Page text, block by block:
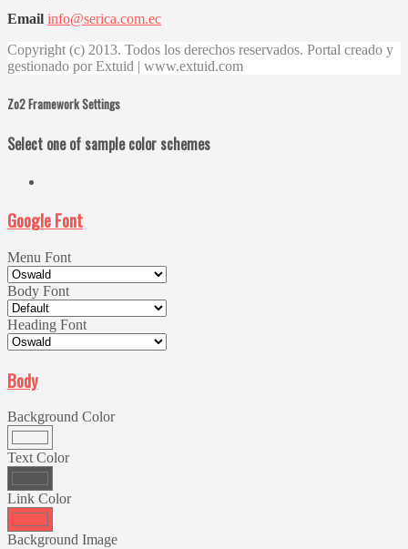
Email info@serica.com.ec
Copyright (c) 2013. Todos los derechos reservados. Portal creado y
gestionado por Extuid | www.extuid.com
Zo2 Framework Settings
Select one of sample color schemes
Google Font
Menu Font
Body Font
Heading Font
Body
Background Color
Text Color
Link Color
Background Image